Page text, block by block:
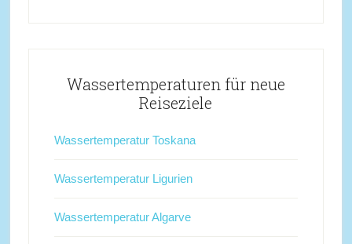
Wassertemperaturen für neue
Reiseziele
Wassertemperatur Toskana
Wassertemperatur Ligurien
Wassertemperatur Algarve